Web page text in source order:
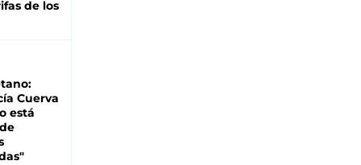
de los
Cuerva
está